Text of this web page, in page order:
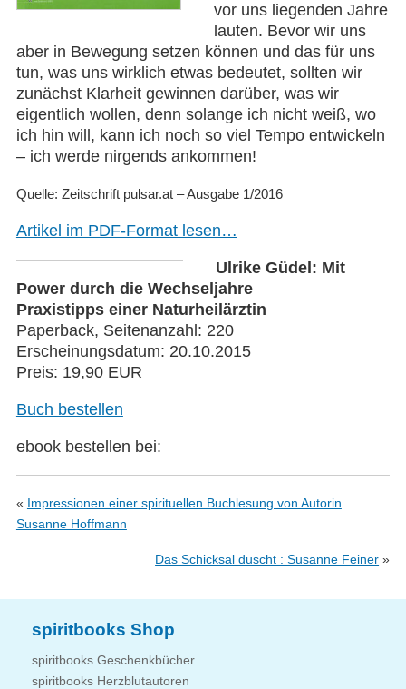
vor uns liegenden Jahre
lauten. Bevor wir uns
aber in Bewegung setzen können und das für uns
tun, was uns wirklich etwas bedeutet, sollten wir
zunächst Klarheit gewinnen darüber, was wir
eigentlich wollen, denn solange ich nicht weiß, wo
ich hin will, kann ich noch so viel Tempo entwickeln
– ich werde nirgends ankommen!
Quelle: Zeitschrift pulsar.at – Ausgabe 1/2016
Artikel im PDF-Format lesen…
Ulrike Güdel: Mit
Power durch die Wechseljahre
Praxistipps einer Naturheilärztin
Paperback, Seitenanzahl: 220
Erscheinungsdatum: 20.10.2015
Preis: 19,90 EUR
Buch bestellen
ebook bestellen bei:
« Impressionen einer spirituellen Buchlesung von Autorin
Susanne Hoffmann
Das Schicksal duscht : Susanne Feiner »
spiritbooks Shop
spiritbooks Geschenkbücher
spiritbooks Herzblutautoren